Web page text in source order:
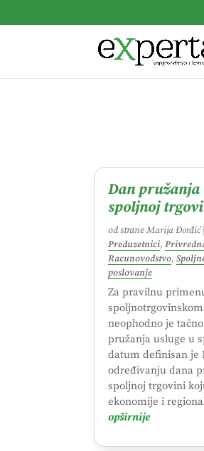
Dan pružanja
spoljnoj
od straneMarija Đorđić|
Preduzetnici,
Racunovodstvo,
poslovanje
Za pravilnu
neophodno je
pružanja usluge u
datum definisan je
određivanju dana
spoljnoj trgovini
ekonomije i
opširnije